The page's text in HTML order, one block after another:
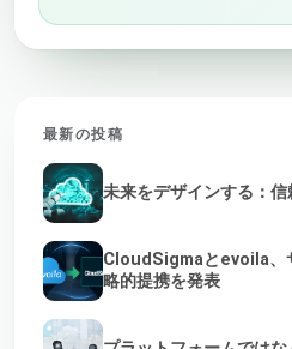
最新の投稿
未来をデザインする：
CloudSigmaとevoila、
略的提携を発表